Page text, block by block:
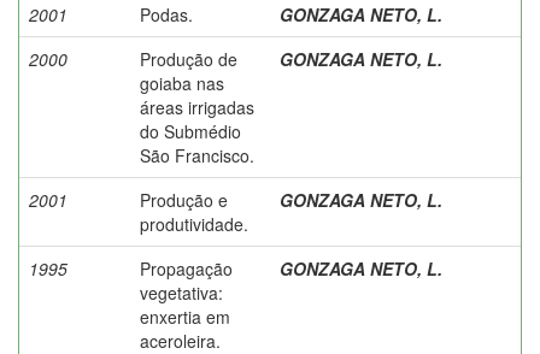
2001 Podas.
GONZAGA NETO, L.
2000
Produção de
goiaba nas
áreas irrigadas
do Submédio
São Francisco.
GONZAGA NETO, L.
2001
Produção e
produtividade.
GONZAGA NETO, L.
1995
Propagação
vegetativa:
enxertia em
aceroleira.
GONZAGA NETO, L.